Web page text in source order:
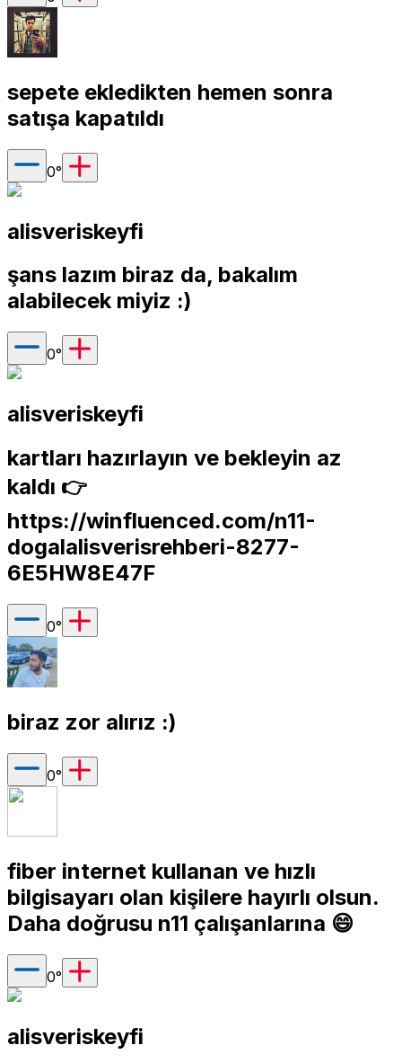
sepete ekledikten hemen sonra
satışa kapatıldı
0°
alisveriskeyfi
şans lazım biraz da, bakalım
alabilecek miyiz :)
0°
alisveriskeyfi
kartları hazırlayın ve bekleyin az
kaldı 👉
https://winfluenced.com/n11-
dogalalisverisrehberi-8277-
6E5HW8E47F
0°
biraz zor alırız :)
0°
fiber internet kullanan ve hızlı
bilgisayarı olan kişilere hayırlı olsun.
Daha doğrusu n11 çalışanlarına 😄
0°
alisveriskeyfi